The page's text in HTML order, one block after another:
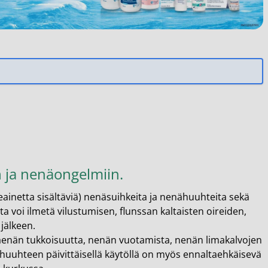
nenäongelmiin.
sisältäviä) nenäsuihkeita ja nenähuuhteita sekä
voi ilmetä vilustumisen, flunssan kaltaisten oireiden,
tukkoisuutta, nenän vuotamista, nenän limakalvojen
päivittäisellä käytöllä on myös ennaltaehkäisevä